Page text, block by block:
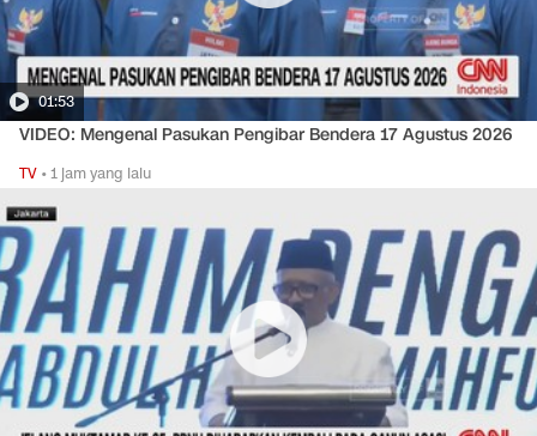
01:53
VIDEO: Mengenal Pasukan Pengibar Bendera 17 Agustus 2026
TV •1 jam yang lalu